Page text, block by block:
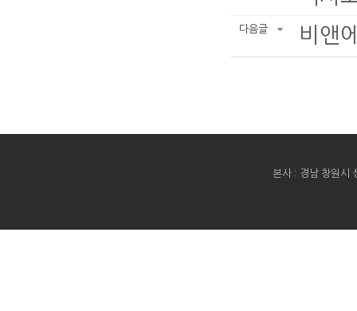
다음글 비앤
본사 : 경남 창원